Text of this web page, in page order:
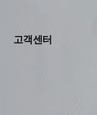
고객센터